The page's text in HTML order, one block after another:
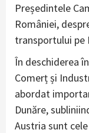
Președintele
României,
transportului pe
În deschiderea
Comerț și
abordat
Dunăre,
Austria sunt